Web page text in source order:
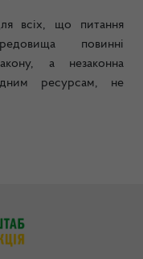
всіх, що питання
повинні
а незаконна
ресурсам, не